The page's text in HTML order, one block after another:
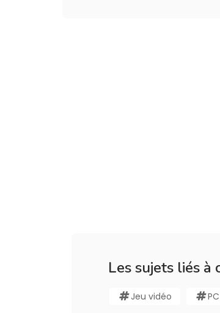
Les sujets liés à
Jeu vidéo PC